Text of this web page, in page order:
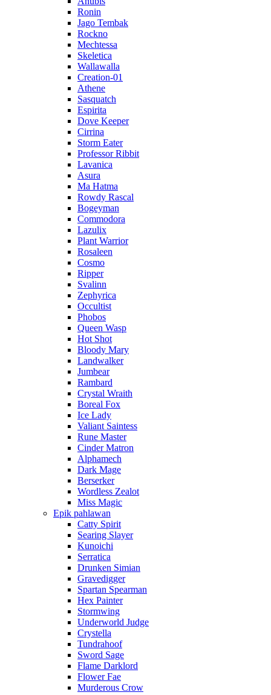
Ronin
Jago Tembak
Rockno
Mechtessa
Skeletica
Wallawalla
Creation-01
Athene
Sasquatch
Espirita
Dove Keeper
Cirrina
Storm Eater
Professor Ribbit
Lavanica
Asura
Ma Hatma
Rowdy Rascal
Bogeyman
Commodora
Lazulix
Plant Warrior
Rosaleen
Cosmo
Ripper
Svalinn
Zephyrica
Occultist
Phobos
Queen Wasp
Hot Shot
Bloody Mary
Landwalker
Jumbear
Rambard
Crystal Wraith
Boreal Fox
Ice Lady
Valiant Saintess
Rune Master
Cinder Matron
Alphamech
Dark Mage
Berserker
Wordless Zealot
Miss Magic
Epik pahlawan
Catty Spirit
Searing Slayer
Kunoichi
Serratica
Drunken Simian
Gravedigger
Spartan Spearman
Hex Painter
Stormwing
Underworld Judge
Crystella
Tundrahoof
Sword Sage
Flame Darklord
Flower Fae
Murderous Crow